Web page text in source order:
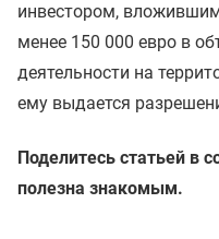
инвестором,
менее 150 000 евро в
деятельности на
ему выдается
Поделитесь статьей в
полезна знакомым.